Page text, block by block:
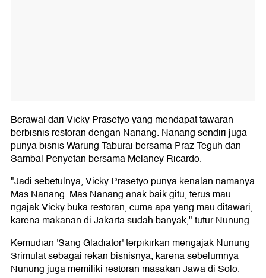
Berawal dari Vicky Prasetyo yang mendapat tawaran
berbisnis restoran dengan Nanang. Nanang sendiri juga
punya bisnis Warung Taburai bersama Praz Teguh dan
Sambal Penyetan bersama Melaney Ricardo.
"Jadi sebetulnya, Vicky Prasetyo punya kenalan namanya
Mas Nanang. Mas Nanang anak baik gitu, terus mau
ngajak Vicky buka restoran, cuma apa yang mau ditawari,
karena makanan di Jakarta sudah banyak," tutur Nunung.
Kemudian 'Sang Gladiator' terpikirkan mengajak Nunung
Srimulat sebagai rekan bisnisnya, karena sebelumnya
Nunung juga memiliki restoran masakan Jawa di Solo.